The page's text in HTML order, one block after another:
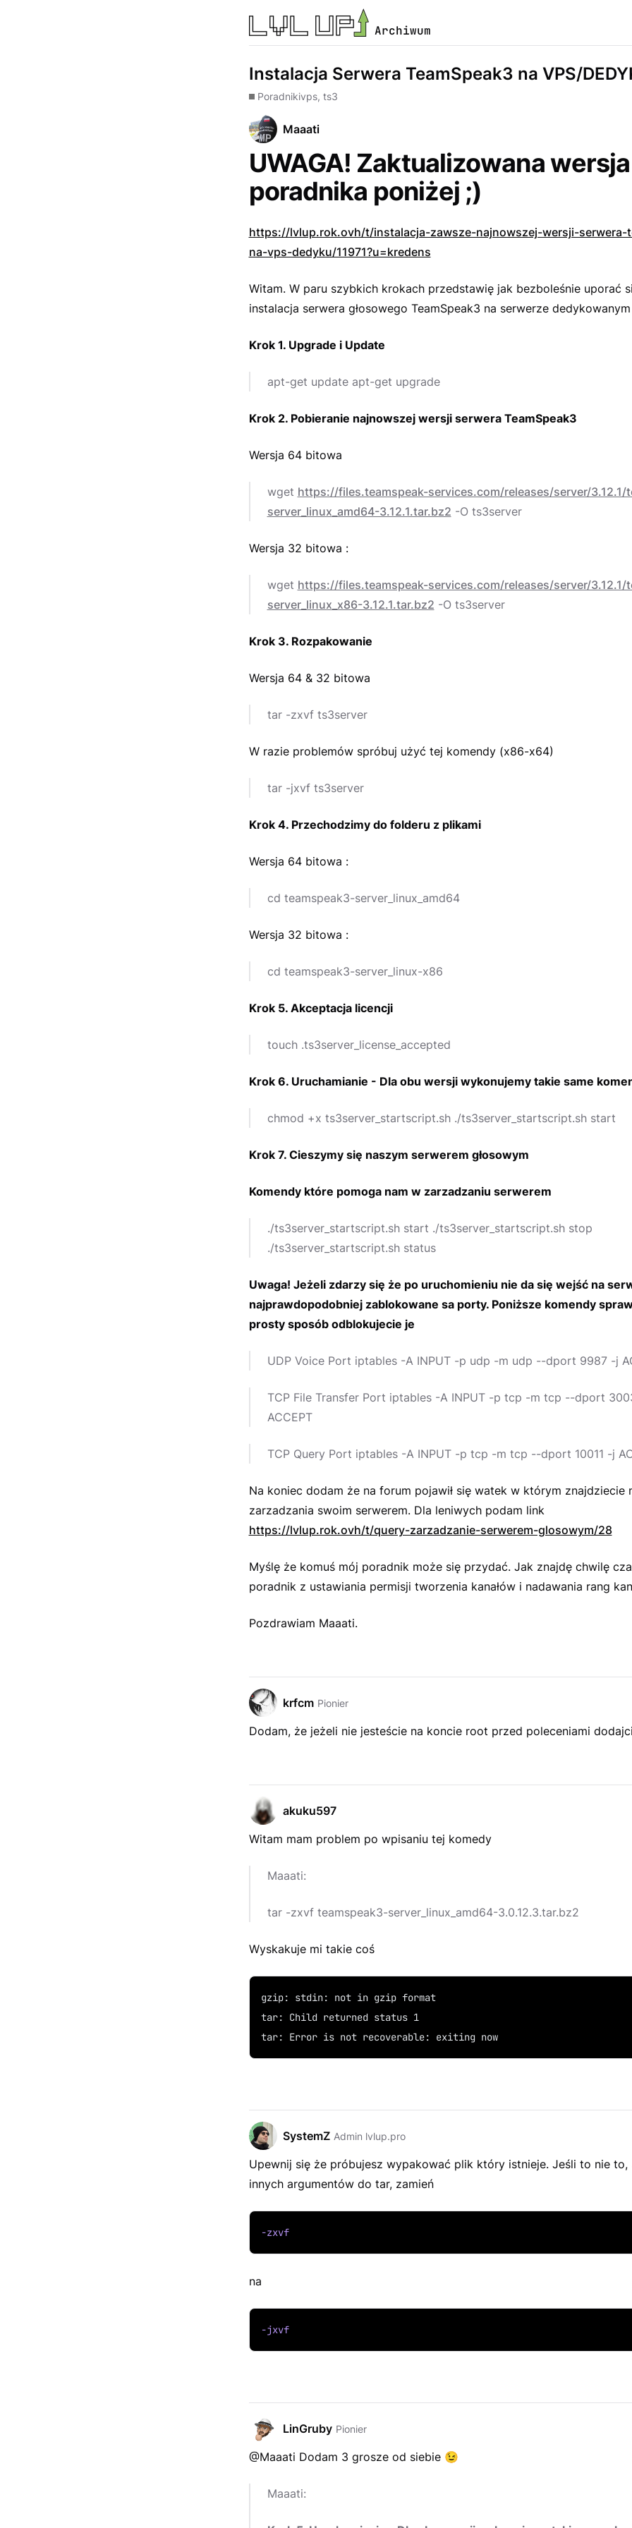
Archiwum
Instalacja Serwera TeamSpeak3 na VPS/
Poradnikivps, ts3
Maaati
UWAGA! Zaktualizowana wersja
poradnika poniżej ;)
https://lvlup.rok.ovh/t/instalacja-zawsze-najnowszej-wersji-serwera-
na-vps-dedyku/11971?u=kredens
Witam. W paru szybkich krokach przedstawię jak bezboleśnie uporać
instalacja serwera głosowego TeamSpeak3 na serwerze
Krok 1. Upgrade i Update
apt-get update apt-get upgrade
Krok 2. Pobieranie najnowszej wersji serwera TeamSpeak3
Wersja 64 bitowa
wget https://files.teamspeak-services.com/releases/server/3.12.1/
server_linux_amd64-3.12.1.tar.bz2 -O ts3server
Wersja 32 bitowa :
wget https://files.teamspeak-services.com/releases/server/3.12.1/
server_linux_x86-3.12.1.tar.bz2 -O ts3server
Krok 3. Rozpakowanie
Wersja 64 & 32 bitowa
tar -zxvf ts3server
W razie problemów spróbuj użyć tej komendy (x86-x64)
tar -jxvf ts3server
Krok 4. Przechodzimy do folderu z plikami
Wersja 64 bitowa :
cd teamspeak3-server_linux_amd64
Wersja 32 bitowa :
cd teamspeak3-server_linux-x86
Krok 5. Akceptacja licencji
touch .ts3server_license_accepted
Krok 6. Uruchamianie - Dla obu wersji wykonujemy takie same
chmod +x ts3server_startscript.sh ./ts3server_startscript.sh start
Krok 7. Cieszymy się naszym serwerem głosowym
Komendy które pomoga nam w zarzadzaniu serwerem
./ts3server_startscript.sh start ./ts3server_startscript.sh stop
./ts3server_startscript.sh status
Uwaga! Jeżeli zdarzy się że po uruchomieniu nie da się wejść na
najprawdopodobniej zablokowane sa porty. Poniższe komendy
prosty sposób odblokujecie je
UDP Voice Port iptables -A INPUT -p udp -m udp --dport 9987 -j
TCP File Transfer Port iptables -A INPUT -p tcp -m tcp --dport
ACCEPT
TCP Query Port iptables -A INPUT -p tcp -m tcp --dport 10011 -j
Na koniec dodam że na forum pojawił się watek w którym znajdziecie
zarzadzania swoim serwerem. Dla leniwych podam link
https://lvlup.rok.ovh/t/query-zarzadzanie-serwerem-glosowym/28
Myślę że komuś mój poradnik może się przydać. Jak znajdę chwilę
poradnik z ustawiania permisji tworzenia kanałów i nadawania rang
Pozdrawiam Maaati.
krfcm Pionier
Dodam, że jeżeli nie jesteście na koncie root przed poleceniami
akuku597
Witam mam problem po wpisaniu tej komedy
Maaati:
tar -zxvf teamspeak3-server_linux_amd64-3.0.12.3.tar.bz2
Wyskakuje mi takie coś
gzip: stdin: not in gzip format
tar: Child returned status 1
tar: Error is not recoverable: exiting now
SystemZ Admin lvlup.pro
Upewnij się że próbujesz wypakować plik który istnieje. Jeśli to nie to,
innych argumentów do tar, zamień
-zxvf
na
-jxvf
LinGruby Pionier
@Maaati Dodam 3 grosze od siebie 😉
Maaati: